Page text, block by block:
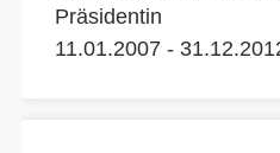
Präsidentin
11.01.2007 -